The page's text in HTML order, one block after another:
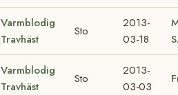
Varmblodig
Travhäst
Sto
2013-
03-18
Varmblodig
Travhäst
Sto
2013-
03-03